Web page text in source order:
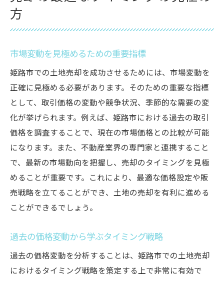
方
市場変動を見極めるための重要指標
姫路市での土地売却を成功させるためには、市場変動を
正確に見極める必要があります。そのための重要な指標
として、取引価格の変動や競争状況、季節的な需要の変
化が挙げられます。例えば、姫路市における過去の取引
価格を調査することで、現在の市場価格との比較が可能
になります。また、不動産業界の専門家と連携すること
で、最新の市場動向を把握し、売却のタイミングを見極
めることが重要です。これにより、最適な価格設定や販
売戦略を立てることができ、土地の売却を有利に進める
ことができるでしょう。
過去の価格変動から学ぶタイミング戦略
過去の価格変動を分析することは、姫路市での土地売却
におけるタイミング戦略を策定する上で非常に有効で